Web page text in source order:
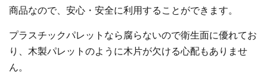
商品なので、安心・安全に利用することができます。
プラスチックパレットなら腐らないので衛生面に優れてお
り、木製パレットのように木片が欠ける心配もありませ
ん。